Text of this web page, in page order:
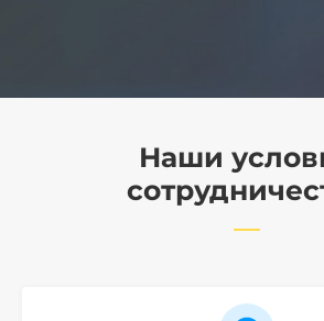
Наши